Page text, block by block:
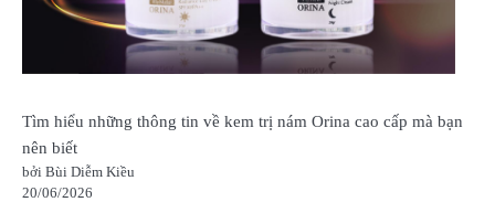
Tìm hiểu những thông tin về kem trị nám Orina cao cấp mà bạn
nên biết
bởi Bùi Diễm Kiều
20/06/2026